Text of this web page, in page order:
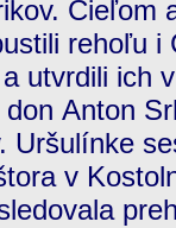
Cieľom
rehoľu i
utvrdili ich
Anton
Uršulínke
v